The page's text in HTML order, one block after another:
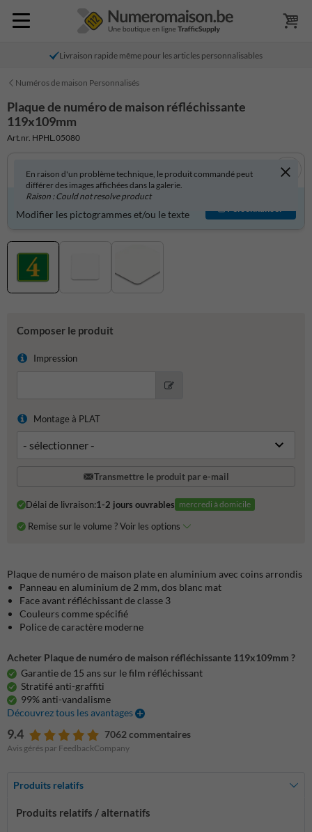
Livraison rapide même pour les articles personnalisables
Numéros de maison Personnalisés
Plaque de numéro de maison réfléchissante
119x109mm
Art.nr. HPHL.05080
En raison d'un problème technique, le produit commandé peut
différer des images affichées dans la galerie.
Raison : Could not resolve product
Produit personnalisable ?
Modifier les pictogrammes et/ou le texte
Personnaliser
Composer le produit
Impression
Montage à PLAT
Transmettre le produit par e-mail
Délai de livraison:1-2 jours ouvrables mercredi à domicile
Remise sur le volume ? Voir les options
Plaque de numéro de maison plate en aluminium avec coins arrondis
Panneau en aluminium de 2 mm, dos blanc mat
Face avant réfléchissant de classe 3
Couleurs comme spécifié
Police de caractère moderne
Acheter Plaque de numéro de maison réfléchissante 119x109mm ?
Garantie de 15 ans sur le film réfléchissant
Stratifé anti-graffiti
99% anti-vandalisme
Découvrez tous les avantages
9.4 7062 commentaires
Avis gérés par FeedbackCompany
Produits relatifs
Produits relatifs / alternatifs